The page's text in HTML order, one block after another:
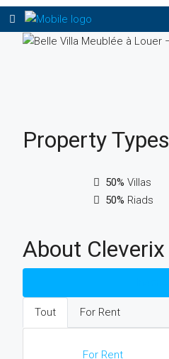
PropertyTypes
50% Villas
50% Riads
About Cleverix
Tout For Rent
For Rent